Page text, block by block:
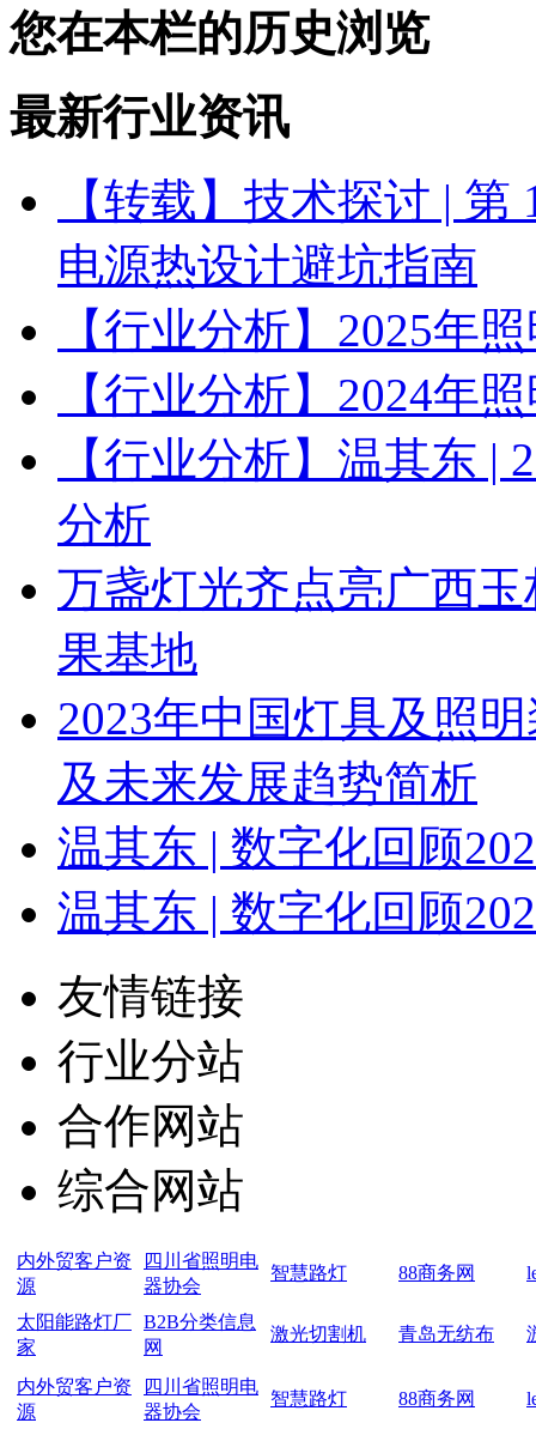
您在本栏的历史浏览
最新行业资讯
【转载】技术探讨 |
电源热设计避坑指南
【行业分析】2025年
【行业分析】2024年
【行业分析】温其东 |
分析
万盏灯光齐点亮广西
果基地
2023年中国灯具及照
及未来发展趋势简析
温其东 | 数字化回顾
温其东 | 数字化回顾
友情链接
行业分站
合作网站
综合网站
内外贸客户资
源
四川省照明电
器协会
智慧路灯 88商务网
太阳能路灯厂
家
B2B分类信息
网
激光切割机 青岛无纺布
内外贸客户资
源
四川省照明电
器协会
智慧路灯 88商务网